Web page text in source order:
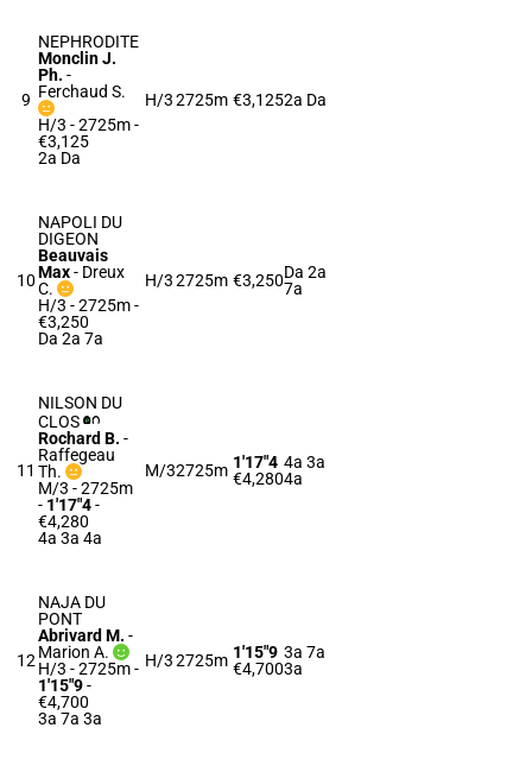
9
NEPHRODITE
Monclin J.
Ph. -
Ferchaud S.
H/3 - 2725m-
€3,125
2a Da
H/32725m €3,1252a Da
10
NAPOLI DU
DIGEON
Beauvais
Max- Dreux
C.
H/3 - 2725m-
€3,250
Da 2a 7a
H/32725m €3,250Da 2a
7a
11
NILSON DU
CLOS
Rochard B. -
Raffegeau
Th.
M/3 - 2725m
- 1'17"4-
€4,280
4a 3a 4a
M/32725m 1'17"4
€4,280
4a 3a
4a
12
NAJA DU
PONT
Abrivard M. -
Marion A.
H/3 - 2725m-
1'15"9-
€4,700
3a 7a 3a
H/32725m 1'15"9
€4,700
3a 7a
3a